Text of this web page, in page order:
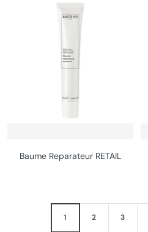
Baume Reparateur RETAIL
1 2 3